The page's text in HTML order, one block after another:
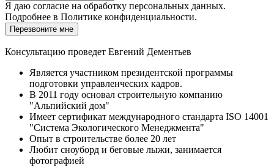
Я даю согласие на обработку персональных данных.
Подробнее в Политике конфиденциальности.
Перезвоните мне
Консультацию проведет Евгений Дементьев
Является участником президентской программы
подготовки управленческих кадров.
В 2011 году основал строительную компанию
"Альпийский дом"
Имеет сертификат международного стандарта ISO 14001
"Система Экологического Менеджмента"
Опыт в строительстве более 20 лет
Любит сноуборд и беговые лыжи, занимается
фотографией